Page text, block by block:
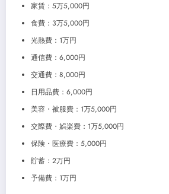
家賃：5万5,000円
食費：3万5,000円
光熱費：1万円
通信費：6,000円
交通費：8,000円
日用品費：6,000円
美容・被服費：1万5,000円
交際費・娯楽費：1万5,000円
保険・医療費：5,000円
貯蓄：2万円
予備費：1万円